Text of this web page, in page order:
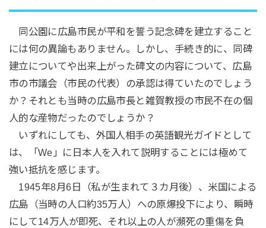
同公園に広島市民が平和を誓う記念碑を建立すること
には何の異論もありません。しかし、手続き的に、同碑
建立についてや出来上がった碑文の内容について、広島
市の市議会（市民の代表）の承認は得ていたのでしょう
か？それとも当時の広島市長と雑賀教授の市民不在の個
人的な産物だったのでしょうか？
いずれにしても、外国人相手の英語観光ガイドとして
は、「We」に日本人を入れて説明することには極めて
強い抵抗を感じます。
1945年8月6日（私が生まれて３カ月後）、米国による
広島（当時の人口約35万人）への原爆投下により、瞬時
にして14万人が即死、それ以上の人が瀕死の重傷を負